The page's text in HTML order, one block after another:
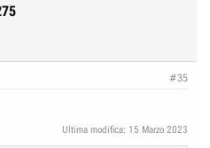
#35
Ultima modifica: 15 Marzo 2023